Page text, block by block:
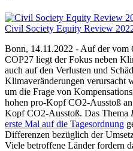
Civil Society Equity Review
Bonn, 14.11.2022 - Auf der vom
COP27 liegt der Fokus neben
auch auf den Verlusten und
Klimaveränderungen verursacht
um die Frage von
hohen pro-Kopf CO2-Ausstoß
Kopf CO2-Ausstoß. Das Thema
erste Mal auf die Tagesordnung
Differenzen bezüglich der
Viele betroffene Länder fordern